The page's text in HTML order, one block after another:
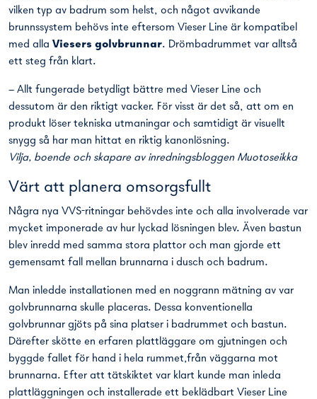
vilken typ av badrum som helst, och något avvikande
brunnssystem behövs inte eftersom Vieser Line är kompatibel
med alla Viesers golvbrunnar. Drömbadrummet var alltså
ett steg från klart.
– Allt fungerade betydligt bättre med Vieser Line och
dessutom är den riktigt vacker. För visst är det så, att om en
produkt löser tekniska utmaningar och samtidigt är visuellt
snygg så har man hittat en riktig kanonlösning.
Vilja, boende och skapare av inredningsbloggen Muotoseikka
Värt att planera omsorgsfullt
Några nya VVS-ritningar behövdes inte och alla involverade var
mycket imponerade av hur lyckad lösningen blev. Även bastun
blev inredd med samma stora plattor och man gjorde ett
gemensamt fall mellan brunnarna i dusch och badrum.
Man inledde installationen med en noggrann mätning av var
golvbrunnarna skulle placeras. Dessa konventionella
golvbrunnar gjöts på sina platser i badrummet och bastun.
Därefter skötte en erfaren plattläggare om gjutningen och
byggde fallet för hand i hela rummet,från väggarna mot
brunnarna. Efter att tätskiktet var klart kunde man inleda
plattläggningen och installerade ett beklädbart Vieser Line